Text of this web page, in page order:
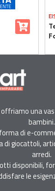
una
bambini.
di e-
di giocattoli,
arredi.
disponibili,
le